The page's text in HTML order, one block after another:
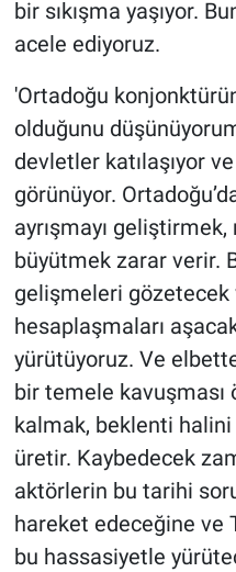
bir sıkışma yaşıyor.
acele ediyoruz.
'Ortadoğu
olduğunu
devletler katılaşıyor
görünüyor.
ayrışmayı
büyütmek zarar verir.
gelişmeleri gözetecek
hesaplaşmaları
yürütüyoruz. Ve
bir temele
kalmak, beklenti
üretir. Kaybedecek
aktörlerin bu tarihi
hareket edeceğine ve
bu hassasiyetle